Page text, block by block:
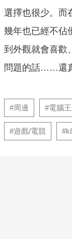
選擇也很少。而
幾年也已經不佔
到外觀就會喜歡
問題的話……還
#周邊 #電腦王
#遊戲/電競